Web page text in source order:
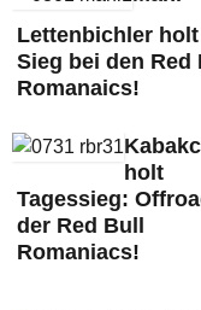
Lettenbichler holt
Sieg bei den Red
Romanaics!
holt
Tagessieg:
der Red Bull
Romaniacs!